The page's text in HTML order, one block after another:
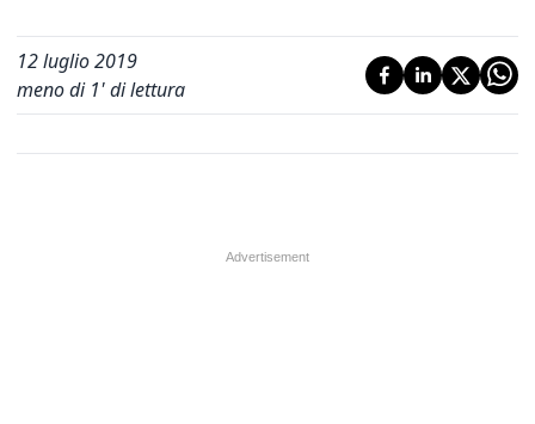
12 luglio 2019
meno di 1' di lettura